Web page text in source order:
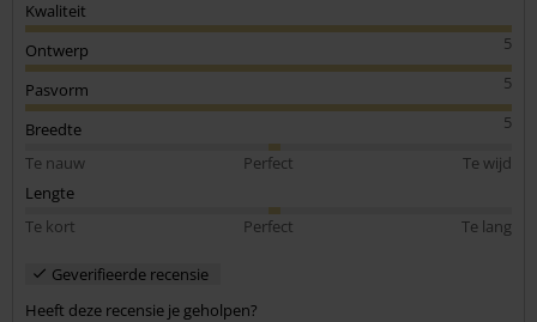
Kwaliteit
5
Ontwerp
5
Pasvorm
5
Breedte
Te nauw
Perfect
Te wijd
Lengte
Te kort
Perfect Te lang
Geverifieerde recensie
Heeft deze recensie je geholpen?